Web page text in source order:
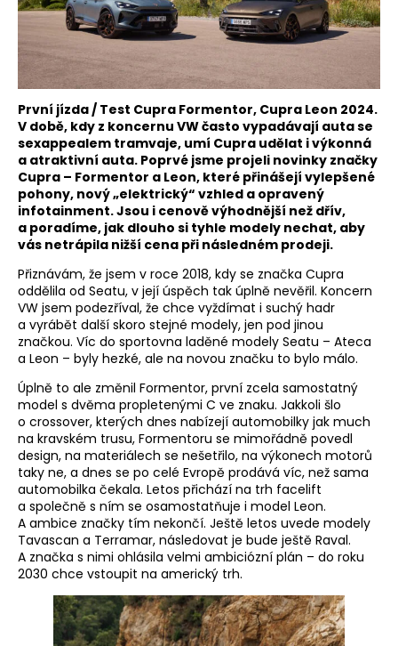
První jízda / Test Cupra Formentor, Cupra Leon 2024.
V době, kdy z koncernu VW často vypadávají auta se
sexappealem tramvaje, umí Cupra udělat i výkonná
a atraktivní auta. Poprvé jsme projeli novinky značky
Cupra – Formentor a Leon, které přinášejí vylepšené
pohony, nový „elektrický“ vzhled a opravený
infotainment. Jsou i cenově výhodnější než dřív,
a poradíme, jak dlouho si tyhle modely nechat, aby
vás netrápila nižší cena při následném prodeji.
Přiznávám, že jsem v roce 2018, kdy se značka Cupra
oddělila od Seatu, v její úspěch tak úplně nevěřil. Koncern
VW jsem podezříval, že chce vyždímat i suchý hadr
a vyrábět další skoro stejné modely, jen pod jinou
značkou. Víc do sportovna laděné modely Seatu – Ateca
a Leon – byly hezké, ale na novou značku to bylo málo.
Úplně to ale změnil Formentor, první zcela samostatný
model s dvěma propletenými C ve znaku. Jakkoli šlo
o crossover, kterých dnes nabízejí automobilky jak much
na kravském trusu, Formentoru se mimořádně povedl
design, na materiálech se nešetřilo, na výkonech motorů
taky ne, a dnes se po celé Evropě prodává víc, než sama
automobilka čekala. Letos přichází na trh facelift
a společně s ním se osamostatňuje i model Leon.
A ambice značky tím nekončí. Ještě letos uvede modely
Tavascan a Terramar, následovat je bude ještě Raval.
A značka s nimi ohlásila velmi ambiciózní plán – do roku
2030 chce vstoupit na americký trh.